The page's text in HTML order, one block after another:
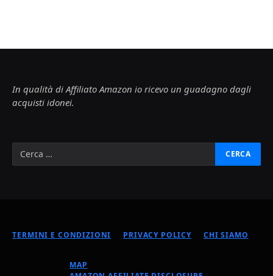
In qualità di Affiliato Amazon io ricevo un guadagno dagli
acquisti idonei.
TERMINI E CONDIZIONI PRIVACY POLICY CHI SIAMO
MAP